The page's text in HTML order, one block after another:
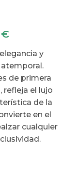
€
y
de primera
refleja el lujo
de la
en el
cualquier